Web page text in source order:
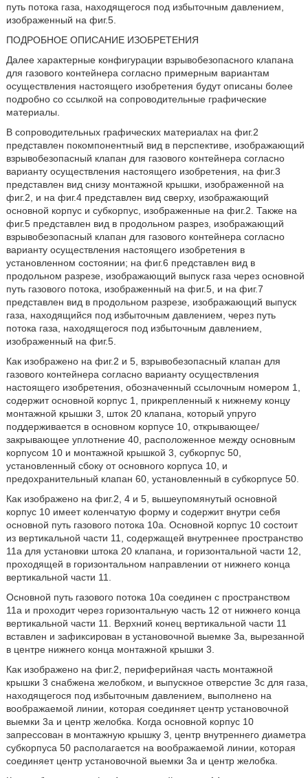
путь потока газа, находящегося под избыточным давлением,
изображенный на фиг.5.
ПОДРОБНОЕ ОПИСАНИЕ ИЗОБРЕТЕНИЯ
Далее характерные конфигурации взрывобезопасного клапана
для газового контейнера согласно примерным вариантам
осуществления настоящего изобретения будут описаны более
подробно со ссылкой на сопроводительные графические
материалы.
В сопроводительных графических материалах на фиг.2
представлен покомпонентный вид в перспективе, изображающий
взрывобезопасный клапан для газового контейнера согласно
варианту осуществления настоящего изобретения, на фиг.3
представлен вид снизу монтажной крышки, изображенной на
фиг.2, и на фиг.4 представлен вид сверху, изображающий
основной корпус и субкорпус, изображенные на фиг.2. Также на
фиг.5 представлен вид в продольном разрез, изображающий
взрывобезопасный клапан для газового контейнера согласно
варианту осуществления настоящего изобретения в
установленном состоянии; на фиг.6 представлен вид в
продольном разрезе, изображающий выпуск газа через основной
путь газового потока, изображенный на фиг.5, и на фиг.7
представлен вид в продольном разрезе, изображающий выпуск
газа, находящийся под избыточным давлением, через путь
потока газа, находящегося под избыточным давлением,
изображенный на фиг.5.
Как изображено на фиг.2 и 5, взрывобезопасный клапан для
газового контейнера согласно варианту осуществления
настоящего изобретения, обозначенный ссылочным номером 1,
содержит основной корпус 1, прикрепленный к нижнему концу
монтажной крышки 3, шток 20 клапана, который упруго
поддерживается в основном корпусе 10, открывающее/
закрывающее уплотнение 40, расположенное между основным
корпусом 10 и монтажной крышкой 3, субкорпус 50,
установленный сбоку от основного корпуса 10, и
предохранительный клапан 60, установленный в субкорпусе 50.
Как изображено на фиг.2, 4 и 5, вышеупомянутый основной
корпус 10 имеет коленчатую форму и содержит внутри себя
основной путь газового потока 10а. Основной корпус 10 состоит
из вертикальной части 11, содержащей внутреннее пространство
11а для установки штока 20 клапана, и горизонтальной части 12,
проходящей в горизонтальном направлении от нижнего конца
вертикальной части 11.
Основной путь газового потока 10а соединен с пространством
11а и проходит через горизонтальную часть 12 от нижнего конца
вертикальной части 11. Верхний конец вертикальной части 11
вставлен и зафиксирован в установочной выемке 3а, вырезанной
в центре нижнего конца монтажной крышки 3.
Как изображено на фиг.2, периферийная часть монтажной
крышки 3 снабжена желобком, и выпускное отверстие 3с для газа,
находящегося под избыточным давлением, выполнено на
воображаемой линии, которая соединяет центр установочной
выемки 3а и центр желобка. Когда основной корпус 10
запрессован в монтажную крышку 3, центр внутреннего диаметра
субкорпуса 50 располагается на воображаемой линии, которая
соединяет центр установочной выемки 3а и центр желобка.